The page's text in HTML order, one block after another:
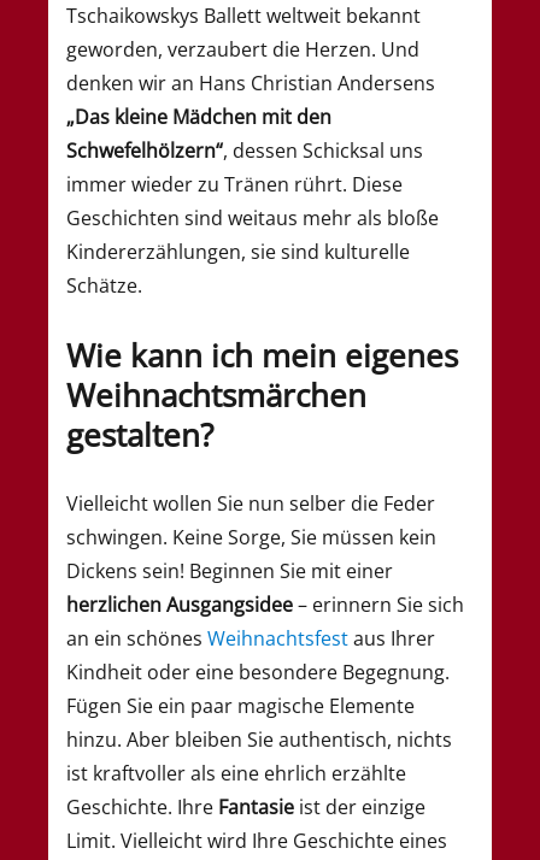
Tschaikowskys Ballett weltweit bekannt
geworden, verzaubert die Herzen. Und
denken wir an Hans Christian Andersens
„Das kleine Mädchen mit den
Schwefelhölzern“, dessen Schicksal uns
immer wieder zu Tränen rührt. Diese
Geschichten sind weitaus mehr als bloße
Kindererzählungen, sie sind kulturelle
Schätze.
Wie kann ich mein eigenes
Weihnachtsmärchen
gestalten?
Vielleicht wollen Sie nun selber die Feder
schwingen. Keine Sorge, Sie müssen kein
Dickens sein! Beginnen Sie mit einer
herzlichen Ausgangsidee– erinnern Sie sich
an ein schönes Weihnachtsfestaus Ihrer
Kindheit oder eine besondere Begegnung.
Fügen Sie ein paar magische Elemente
hinzu. Aber bleiben Sie authentisch, nichts
ist kraftvoller als eine ehrlich erzählte
Geschichte. Ihre Fantasie ist der einzige
Limit. Vielleicht wird Ihre Geschichte eines